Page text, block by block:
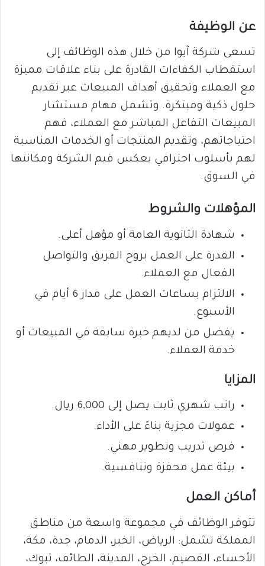
عن الوظيفة
تسعى شركة آيوا من خلال هذه الوظائف إلى
استقطاب الكفاءات القادرة على بناء علاقات مميزة
مع العملاء وتحقيق أهداف المبيعات عبر تقديم
حلول ذكية ومبتكرة. وتشمل مهام مستشار
المبيعات التفاعل المباشر مع العملاء، فهم
احتياجاتهم، وتقديم المنتجات أو الخدمات المناسبة
لهم بأسلوب احترافي يعكس قيم الشركة ومكانتها
في السوق.
المؤهلات والشروط
شهادة الثانوية العامة أو مؤهل أعلى.
القدرة على العمل بروح الفريق والتواصل
الفعال مع العملاء.
الالتزام بساعات العمل على مدار 6 أيام في
الأسبوع.
يفضل من لديهم خبرة سابقة في المبيعات أو
خدمة العملاء.
المزايا
راتب شهري ثابت يصل إلى 6,000 ريال.
عمولات مجزية بناءً على الأداء.
فرص تدريب وتطوير مهني.
بيئة عمل محفزة وتنافسية.
أماكن العمل
تتوفر الوظائف في مجموعة واسعة من مناطق
المملكة تشمل: الرياض، الخبر، الدمام، جدة، مكة،
الأحساء، القصيم، الخرج، المدينة، الطائف، تبوك،